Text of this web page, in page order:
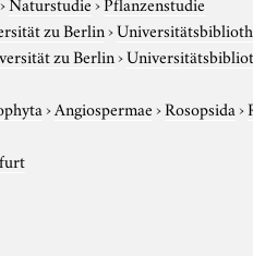
zu Berlin›
zu Berlin›
›Angiospermae›Rosopsida›